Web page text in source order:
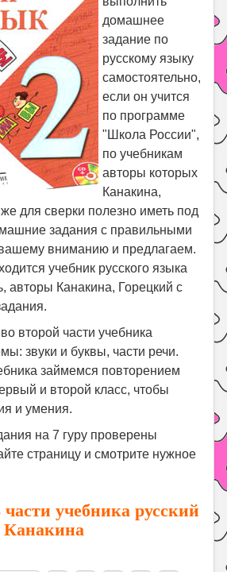
домашнее
задание по
русскому языку
самостоятельно,
если он учится
по программе
"Школа России",
по учебникам
авторы которых
Канакина,
для сверки полезно иметь под
задания с правильными
вниманию и предлагаем.
учебник русского языка
авторы Канакина, Горецкий с
второй части учебника
звуки и буквы, части речи.
займемся повторением
и второй класс, чтобы
и умения.
на 7 гуру проверены
страницу и смотрите нужное
учебника русский
Канакина